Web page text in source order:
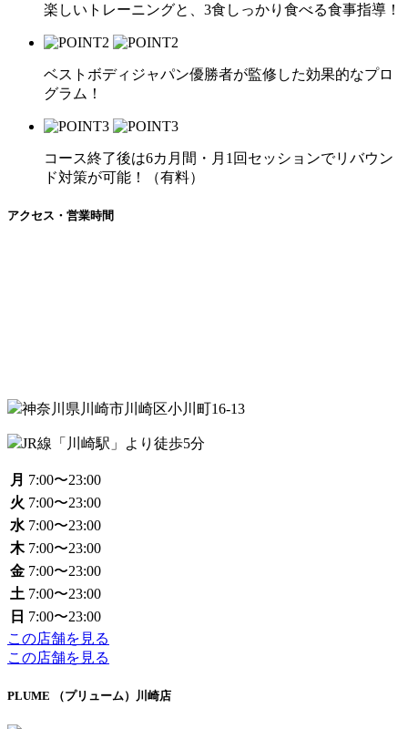
楽しいトレーニングと、3食しっかり食べる食事指導！
ベストボディジャパン優勝者が監修した効果的なプロ
グラム！
コース終了後は6カ月間・月1回セッションでリバウン
ド対策が可能！（有料）
アクセス・営業時間
神奈川県川崎市川崎区小川町16-13
JR線「川崎駅」より徒歩5分
月 7:00〜23:00
火 7:00〜23:00
水 7:00〜23:00
木 7:00〜23:00
金 7:00〜23:00
土 7:00〜23:00
日 7:00〜23:00
この店舗を見る
この店舗を見る
PLUME （プリューム）川崎店